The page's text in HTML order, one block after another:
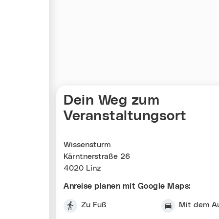
Dein Weg zum
Veranstaltungsort
Wissensturm
Kärntnerstraße 26
4020 Linz
Anreise planen mit Google Maps:
Zu Fuß Mit dem